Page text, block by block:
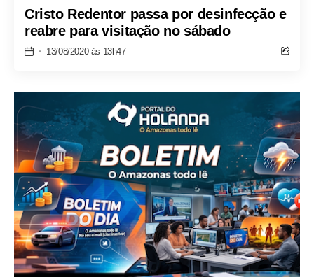
Cristo Redentor passa por desinfecção e
reabre para visitação no sábado
13/08/2020 às 13h47